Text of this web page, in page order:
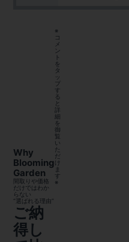
Why
Blooming
Garden
間取りや価格
だけではわか
らない
“選ばれる理由”
ご納
得し
※
コ
メ
ン
ト
を
タ
ッ
プ
す
る
と
詳
細
を
御
覧
い
た
だ
け
ま
す
※